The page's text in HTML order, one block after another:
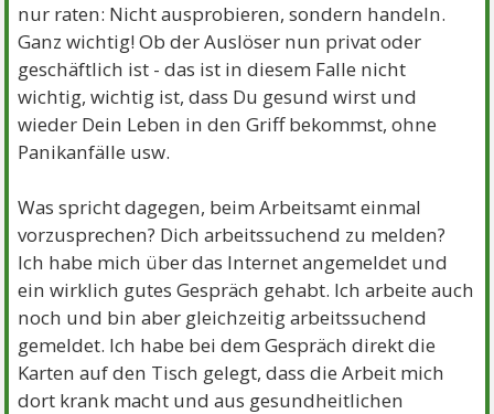
nur raten: Nicht ausprobieren, sondern handeln.
Ganz wichtig! Ob der Auslöser nun privat oder
geschäftlich ist - das ist in diesem Falle nicht
wichtig, wichtig ist, dass Du gesund wirst und
wieder Dein Leben in den Griff bekommst, ohne
Panikanfälle usw.
Was spricht dagegen, beim Arbeitsamt einmal
vorzusprechen? Dich arbeitssuchend zu melden?
Ich habe mich über das Internet angemeldet und
ein wirklich gutes Gespräch gehabt. Ich arbeite auch
noch und bin aber gleichzeitig arbeitssuchend
gemeldet. Ich habe bei dem Gespräch direkt die
Karten auf den Tisch gelegt, dass die Arbeit mich
dort krank macht und aus gesundheitlichen